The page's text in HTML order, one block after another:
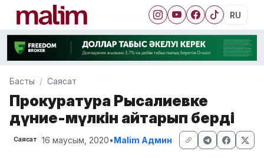
RU
Басты Саясат
Прокуратура Рысқалиевке
дүние-мүлкін қайтарып берді
Саясат 16 маусым, 2020•Malim Админ